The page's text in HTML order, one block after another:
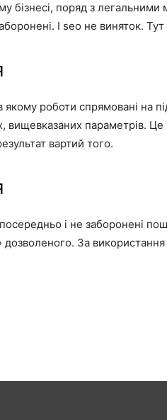
бізнесі, поряд з
І seo не виняток.
роботи спрямовані на
параметрів. Це
вартий того.
і не заборонені
дозволеного. За